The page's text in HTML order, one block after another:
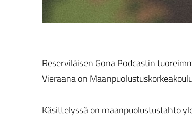
Reserviläisen Gona Podcastin
Vieraana on
Käsittelyssä on maanpuolustustahto